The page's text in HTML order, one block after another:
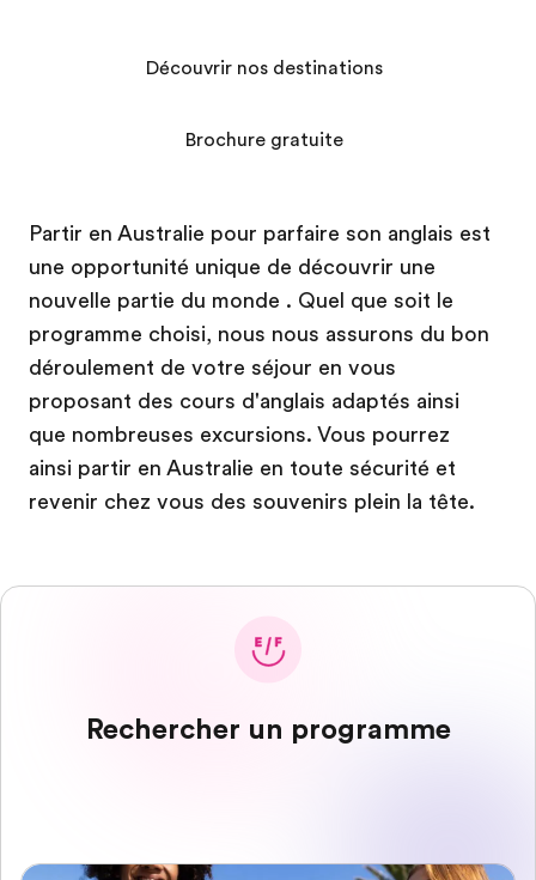
Partir en Australie pour parfaire son anglais est
une opportunité unique de découvrir une
nouvelle partie du monde . Quel que soit le
programme choisi, nous nous assurons du bon
déroulement de votre séjour en vous
proposant des cours d'anglais adaptés ainsi
que nombreuses excursions. Vous pourrez
ainsi partir en Australie en toute sécurité et
revenir chez vous des souvenirs plein la tête.
Découvrir nos destinations
Brochure gratuite
Rechercher un programme